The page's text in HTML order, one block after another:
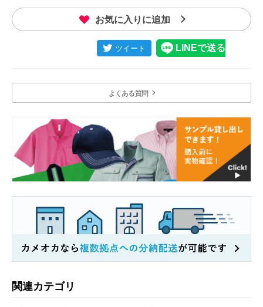
お気に入りに追加
よくある質問
関連カテゴリ